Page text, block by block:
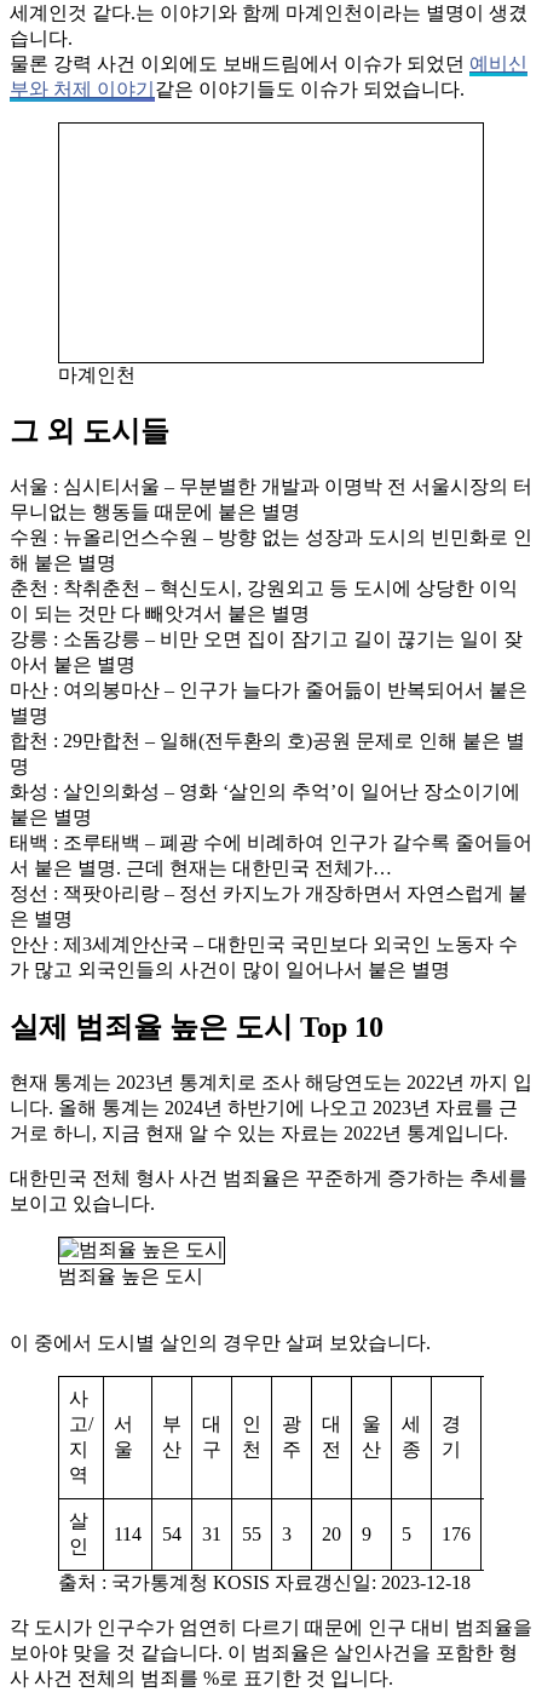
세계인것 같다.는 이야기와 함께 마계인천이라는 별명이 생겼
습니다.
물론 강력 사건 이외에도 보배드림에서 이슈가 되었던 예비신
부와 처제 이야기 같은 이야기들도 이슈가 되었습니다.
마계인천
그 외 도시들
서울 : 심시티서울 – 무분별한 개발과 이명박 전 서울시장의 터
무니없는 행동들 때문에 붙은 별명
수원 : 뉴올리언스수원 – 방향 없는 성장과 도시의 빈민화로 인
해 붙은 별명
춘천 : 착취춘천 – 혁신도시, 강원외고 등 도시에 상당한 이익
이 되는 것만 다 빼앗겨서 붙은 별명
강릉 : 소돔강릉 – 비만 오면 집이 잠기고 길이 끊기는 일이 잦
아서 붙은 별명
마산 : 여의봉마산 – 인구가 늘다가 줄어듦이 반복되어서 붙은
별명
합천 : 29만합천 – 일해(전두환의 호)공원 문제로 인해 붙은 별
명
화성 : 살인의화성 – 영화 ‘살인의 추억’이 일어난 장소이기에
붙은 별명
태백 : 조루태백 – 폐광 수에 비례하여 인구가 갈수록 줄어들어
서 붙은 별명. 근데 현재는 대한민국 전체가…
정선 : 잭팟아리랑 – 정선 카지노가 개장하면서 자연스럽게 붙
은 별명
안산 : 제3세계안산국 – 대한민국 국민보다 외국인 노동자 수
가 많고 외국인들의 사건이 많이 일어나서 붙은 별명
실제 범죄율 높은 도시 Top 10
현재 통계는 2023년 통계치로 조사 해당연도는 2022년 까지 입
니다. 올해 통계는 2024년 하반기에 나오고 2023년 자료를 근
거로 하니, 지금 현재 알 수 있는 자료는 2022년 통계입니다.
대한민국 전체 형사 사건 범죄율은 꾸준하게 증가하는 추세를
보이고 있습니다.
범죄율 높은 도시
이 중에서 도시별 살인의 경우만 살펴 보았습니다.
사
고/
지
역
서
울
부
산
대
구
인
천
광
주
대
전
울
산
세
종
경
기
살
인
114 54 31 55 3 20 9 5 176
출처 : 국가통계청 KOSIS 자료갱신일: 2023-12-18
각 도시가 인구수가 엄연히 다르기 때문에 인구 대비 범죄율을
보아야 맞을 것 같습니다. 이 범죄율은 살인사건을 포함한 형
사 사건 전체의 범죄를 %로 표기한 것 입니다.